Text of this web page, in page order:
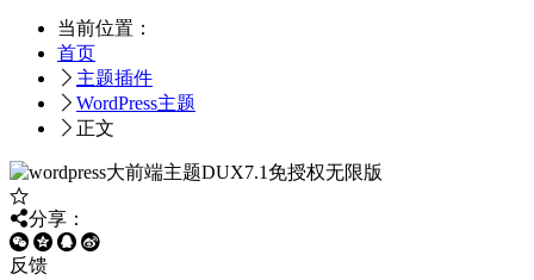
当前位置：
首页
主题插件
WordPress主题
正文
分享：
反馈